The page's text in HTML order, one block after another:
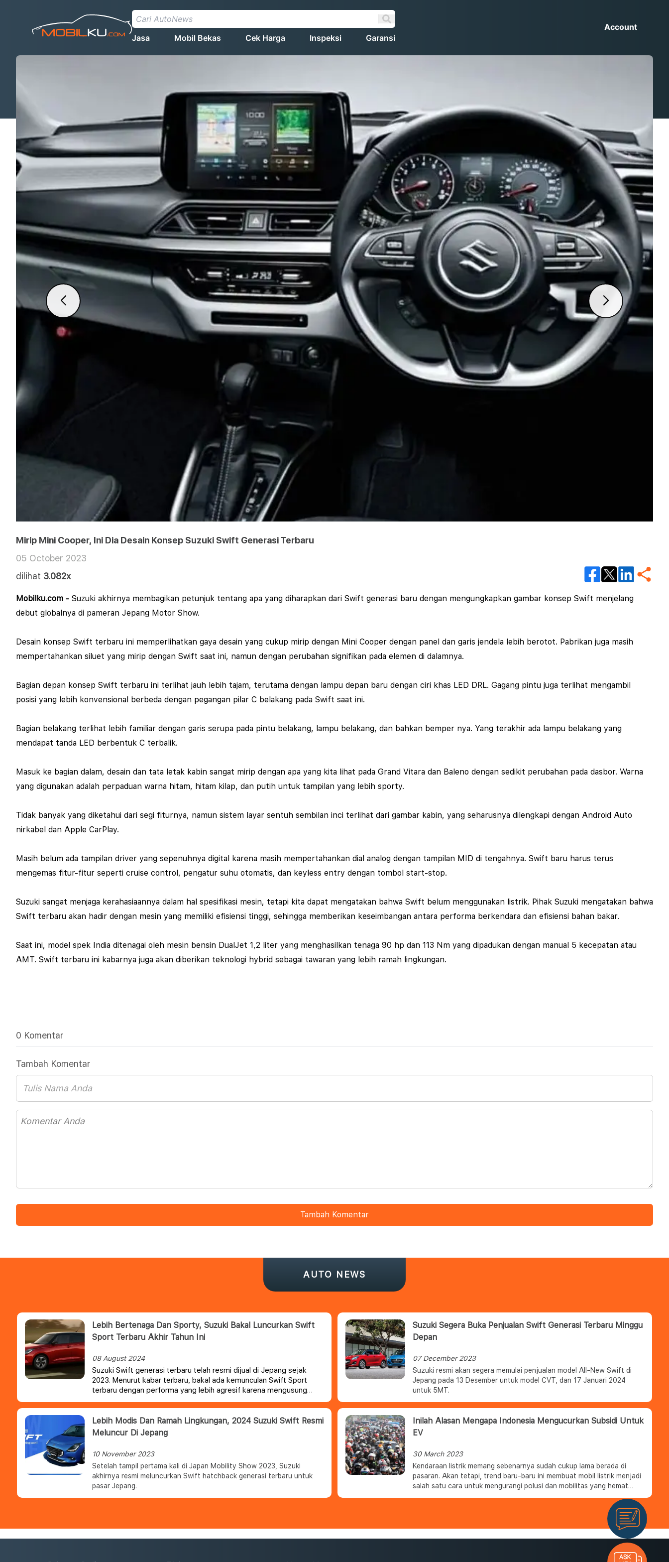
Jasa Mobil Bekas Cek Harga Inspeksi Garansi
Account
Mirip Mini Cooper, Ini Dia Desain Konsep Suzuki Swift Generasi Terbaru
05 October 2023
dilihat 3.082x
Mobilku.com - Suzuki akhirnya membagikan petunjuk tentang apa yang diharapkan dari Swift generasi baru dengan mengungkapkan gambar konsep Swift menjelang
debut globalnya di pameran Jepang Motor Show.
Desain konsep Swift terbaru ini memperlihatkan gaya desain yang cukup mirip dengan Mini Cooper dengan panel dan garis jendela lebih berotot. Pabrikan juga masih
mempertahankan siluet yang mirip dengan Swift saat ini, namun dengan perubahan signifikan pada elemen di dalamnya.
Bagian depan konsep Swift terbaru ini terlihat jauh lebih tajam, terutama dengan lampu depan baru dengan ciri khas LED DRL. Gagang pintu juga terlihat mengambil
posisi yang lebih konvensional berbeda dengan pegangan pilar C belakang pada Swift saat ini.
Bagian belakang terlihat lebih familiar dengan garis serupa pada pintu belakang, lampu belakang, dan bahkan bemper nya. Yang terakhir ada lampu belakang yang
mendapat tanda LED berbentuk C terbalik.
Masuk ke bagian dalam, desain dan tata letak kabin sangat mirip dengan apa yang kita lihat pada Grand Vitara dan Baleno dengan sedikit perubahan pada dasbor. Warna
yang digunakan adalah perpaduan warna hitam, hitam kilap, dan putih untuk tampilan yang lebih sporty.
Tidak banyak yang diketahui dari segi fiturnya, namun sistem layar sentuh sembilan inci terlihat dari gambar kabin, yang seharusnya dilengkapi dengan Android Auto
nirkabel dan Apple CarPlay.
Masih belum ada tampilan driver yang sepenuhnya digital karena masih mempertahankan dial analog dengan tampilan MID di tengahnya. Swift baru harus terus
mengemas fitur-fitur seperti cruise control, pengatur suhu otomatis, dan keyless entry dengan tombol start-stop.
Suzuki sangat menjaga kerahasiaannya dalam hal spesifikasi mesin, tetapi kita dapat mengatakan bahwa Swift belum menggunakan listrik. Pihak Suzuki mengatakan bahwa
Swift terbaru akan hadir dengan mesin yang memiliki efisiensi tinggi, sehingga memberikan keseimbangan antara performa berkendara dan efisiensi bahan bakar.
Saat ini, model spek India ditenagai oleh mesin bensin DualJet 1,2 liter yang menghasilkan tenaga 90 hp dan 113 Nm yang dipadukan dengan manual 5 kecepatan atau
AMT. Swift terbaru ini kabarnya juga akan diberikan teknologi hybrid sebagai tawaran yang lebih ramah lingkungan.
0 Komentar
Tambah Komentar
Tambah Komentar
AUTO NEWS
Lebih Bertenaga Dan Sporty, Suzuki Bakal Luncurkan Swift
Sport Terbaru Akhir Tahun Ini
08 August 2024
Suzuki Swift generasi terbaru telah resmi dijual di Jepang sejak
2023. Menurut kabar terbaru, bakal ada kemunculan Swift Sport
terbaru dengan performa yang lebih agresif karena mengusung
mesin turbo.
Suzuki Segera Buka Penjualan Swift Generasi Terbaru Minggu
Depan
07 December 2023
Suzuki resmi akan segera memulai penjualan model All-New Swift di
Jepang pada 13 Desember untuk model CVT, dan 17 Januari 2024
untuk 5MT.
Lebih Modis Dan Ramah Lingkungan, 2024 Suzuki Swift Resmi
Meluncur Di Jepang
10 November 2023
Setelah tampil pertama kali di Japan Mobility Show 2023, Suzuki
akhirnya resmi meluncurkan Swift hatchback generasi terbaru untuk
pasar Jepang.
Inilah Alasan Mengapa Indonesia Mengucurkan Subsidi Untuk
EV
30 March 2023
Kendaraan listrik memang sebenarnya sudah cukup lama berada di
pasaran. Akan tetapi, trend baru-baru ini membuat mobil listrik menjadi
salah satu cara untuk mengurangi polusi dan mobilitas yang hemat